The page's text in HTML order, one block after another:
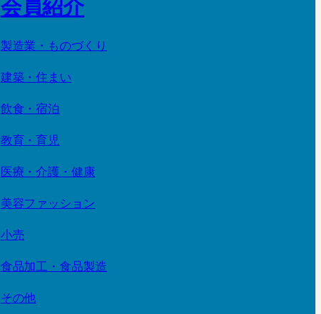
会員紹介
製造業・ものづくり
建築・住まい
飲食・宿泊
教育・育児
医療・介護・健康
美容ファッション
小売
食品加工・食品製造
その他